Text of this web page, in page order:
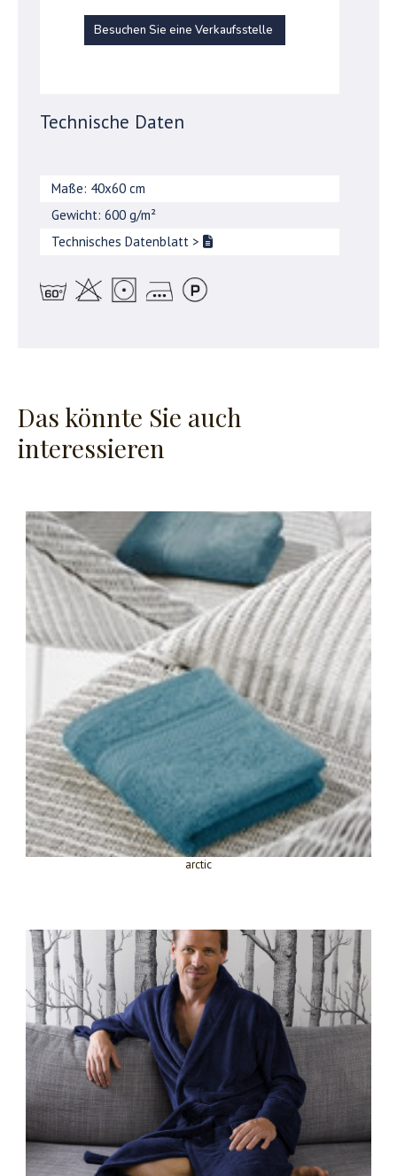
Besuchen Sie eine Verkaufsstelle
Technische Daten
Maße: 40x60 cm
Gewicht: 600 g/m²
Technisches Datenblatt >
Das könnte Sie auch
interessieren
arctic